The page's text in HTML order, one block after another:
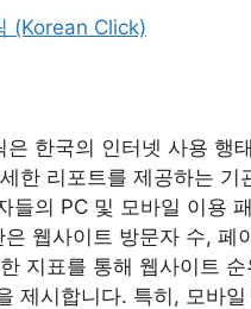
(Korean Click)
은 한국의 인터넷 사용 행
한 리포트를 제공하는 기
들의 PC 및 모바일 이용
웹사이트 방문자 수, 페
지표를 통해 웹사이트 순
제시합니다. 특히, 모바